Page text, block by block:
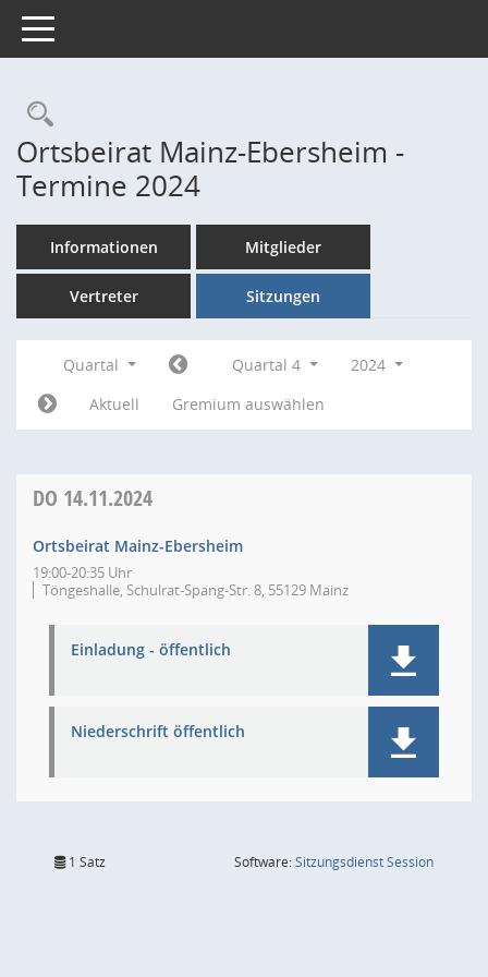
Toggle navigation
Rechercheauswahl
Ortsbeirat Mainz-Ebersheim -
Termine 2024
Informationen Mitglieder
Vertreter Sitzungen
Quartal Quartal 4
2024
Aktuell
Gremium auswählen
DO 14.11.2024
Ortsbeirat Mainz-Ebersheim
19:00-20:35 Uhr
Töngeshalle, Schulrat-Spang-Str. 8, 55129 Mainz
Einladung - öffentlich
Niederschrift öffentlich
1 Satz Software:SitzungsdienstSession(Wird in